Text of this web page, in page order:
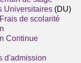
Universitaires(DU)
de scolarité
Continue
d'admission